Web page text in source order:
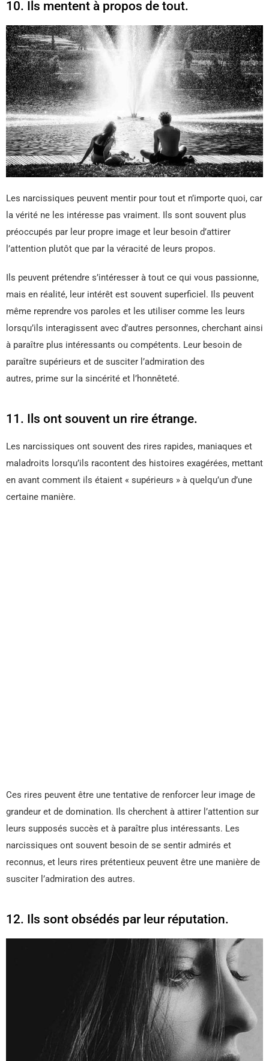
10. Ils mentent à propos de tout.
Les narcissiques peuvent mentir pour tout et n’importe quoi, car
la vérité ne les intéresse pas vraiment. Ils sont souvent plus
préoccupés par leur propre image et leur besoin d’attirer
l’attention plutôt que par la véracité de leurs propos.
Ils peuvent prétendre s’intéresser à tout ce qui vous passionne,
mais en réalité, leur intérêt est souvent superficiel. Ils peuvent
même reprendre vos paroles et les utiliser comme les leurs
lorsqu’ils interagissent avec d’autres personnes, cherchant ainsi
à paraître plus intéressants ou compétents. Leur besoin de
paraître supérieurs et de susciter l’admiration des
autres, prime sur la sincérité et l’honnêteté.
11. Ils ont souvent un rire étrange.
Les narcissiques ont souvent des rires rapides, maniaques et
maladroits lorsqu’ils racontent des histoires exagérées, mettant
en avant comment ils étaient « supérieurs » à quelqu’un d’une
certaine manière.
Ces rires peuvent être une tentative de renforcer leur image de
grandeur et de domination. Ils cherchent à attirer l’attention sur
leurs supposés succès et à paraître plus intéressants. Les
narcissiques ont souvent besoin de se sentir admirés et
reconnus, et leurs rires prétentieux peuvent être une manière de
susciter l’admiration des autres.
12. Ils sont obsédés par leur réputation.